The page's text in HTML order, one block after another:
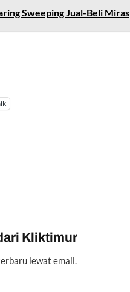
Sweeping Jual-Beli Miras
Kliktimur
lewat email.